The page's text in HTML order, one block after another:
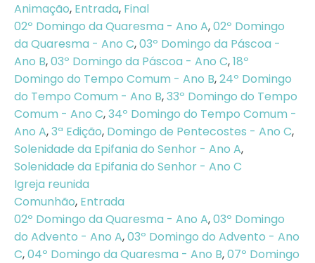
Animação, Entrada, Final
02º Domingo da Quaresma - Ano A,02º Domingo
da Quaresma - Ano C,03º Domingo da Páscoa -
Ano B,03º Domingo da Páscoa - Ano C,18º
Domingo do Tempo Comum - Ano B,24º Domingo
do Tempo Comum - Ano B,33º Domingo do Tempo
Comum - Ano C,34º Domingo do Tempo Comum -
Ano A,3ª Edição, Domingo de Pentecostes - Ano C,
Solenidade da Epifania do Senhor - Ano A,
Solenidade da Epifania do Senhor - Ano C
Igreja reunida
Comunhão, Entrada
02º Domingo da Quaresma - Ano A,03º Domingo
do Advento - Ano A,03º Domingo do Advento - Ano
C,04º Domingo da Quaresma - Ano B,07º Domingo